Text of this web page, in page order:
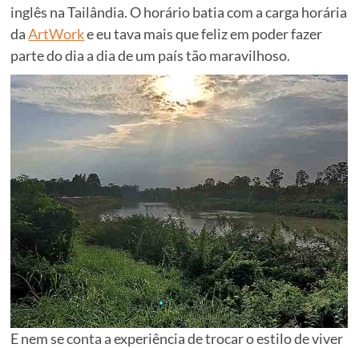
inglês na Tailândia. O horário batia com a carga horária
daArtWorke eu tava mais que feliz em poder fazer
parte do dia a dia de um país tão maravilhoso.
E nem se conta a experiência de trocar o estilo de viver